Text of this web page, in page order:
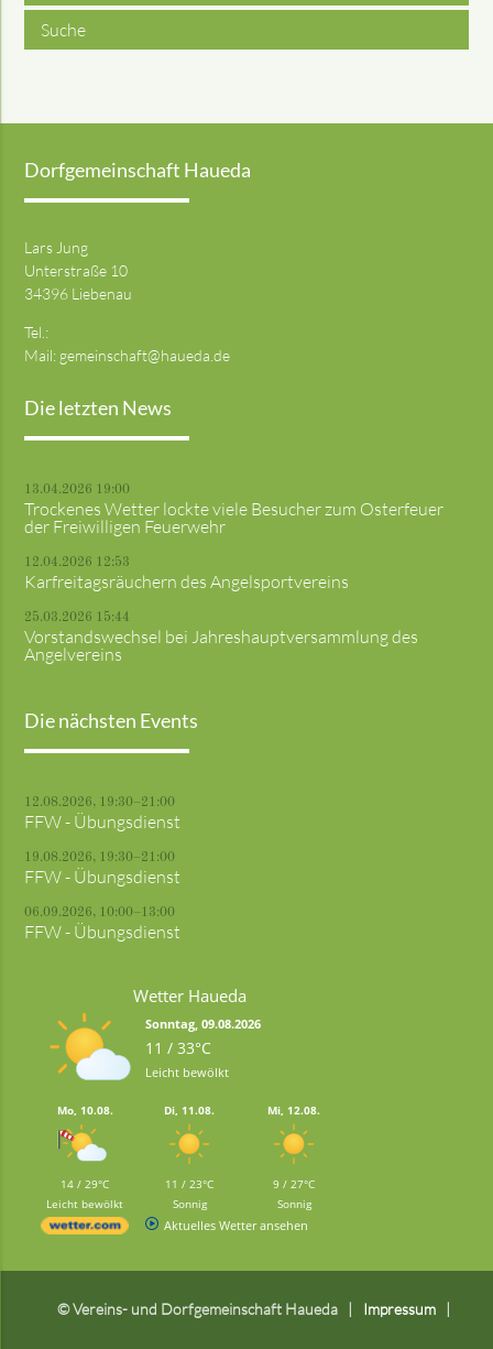
Suche
Dorfgemeinschaft Haueda
Lars Jung
Unterstraße 10
34396 Liebenau
Tel.:
Mail: gemeinschaft@haueda.de
Die letzten News
13.04.2026 19:00
Trockenes Wetter lockte viele Besucher zum Osterfeuer
der Freiwilligen Feuerwehr
12.04.2026 12:53
Karfreitagsräuchern des Angelsportvereins
25.03.2026 15:44
Vorstandswechsel bei Jahreshauptversammlung des
Angelvereins
Die nächsten Events
12.08.2026, 19:30–21:00
FFW - Übungsdienst
19.08.2026, 19:30–21:00
FFW - Übungsdienst
06.09.2026, 10:00–13:00
FFW - Übungsdienst
Wetter Haueda
Sonntag, 09.08.2026
11 / 33°C
Leicht bewölkt
Mo, 10.08.
14 / 29°C
Leicht bewölkt
Di, 11.08.
11 / 23°C
Sonnig
Mi, 12.08.
9 / 27°C
Sonnig
Aktuelles Wetter ansehen
© Vereins- und Dorfgemeinschaft Haueda Impressum